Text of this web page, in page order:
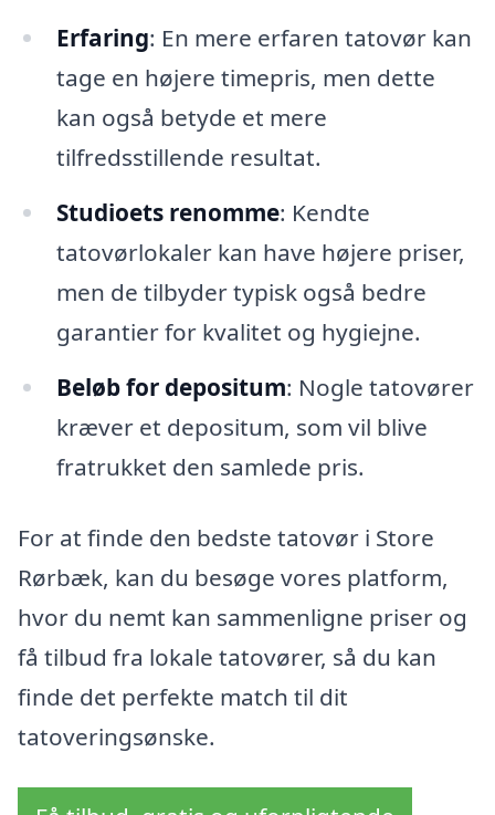
Erfaring: En mere erfaren tatovør kan
tage en højere timepris, men dette
kan også betyde et mere
tilfredsstillende resultat.
Studioets renomme: Kendte
tatovørlokaler kan have højere priser,
men de tilbyder typisk også bedre
garantier for kvalitet og hygiejne.
Beløb for depositum: Nogle tatovører
kræver et depositum, som vil blive
fratrukket den samlede pris.
For at finde den bedste tatovør i Store
Rørbæk, kan du besøge vores platform,
hvor du nemt kan sammenligne priser og
få tilbud fra lokale tatovører, så du kan
finde det perfekte match til dit
tatoveringsønske.